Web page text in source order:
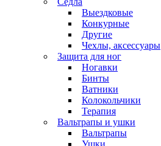
Выездковые
Конкурные
Другие
Чехлы, аксессуары
Защита для ног
Ногавки
Бинты
Ватники
Колокольчики
Терапия
Вальтрапы и ушки
Вальтрапы
Ушки